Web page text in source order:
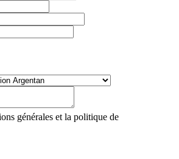
générales et la politique de